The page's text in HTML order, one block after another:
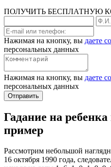
ПОЛУЧИТЬ БЕСПЛАТНУЮ
Нажимая на кнопку, вы даете
персональных данных
Нажимая на кнопку, вы даете
персональных данных
Отправить
Гадание на
пример
Рассмотрим небольшой
16 октября 1990 года,